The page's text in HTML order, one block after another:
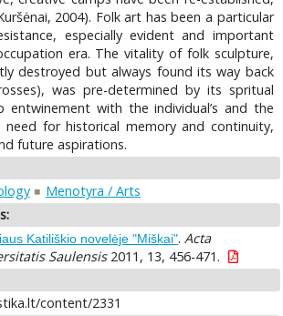
2004). Folk art has been a particular
especially evident and important
era. The vitality of folk sculpture,
destroyed but always found its way back
was pre-determined by its spritual
entwinement with the individual’s and the
need for historical memory and continuity,
future aspirations.
Menotyra / Arts
Katiliškio novelėje "Miškai". Acta
Saulensis2011, 13, 456-471.
content/2331